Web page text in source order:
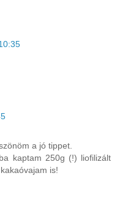
a jó tippet.
kaptam 250g (!) liofilizált
is!